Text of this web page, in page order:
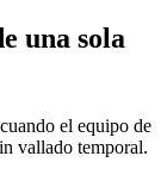
una sola
el equipo de
vallado temporal.